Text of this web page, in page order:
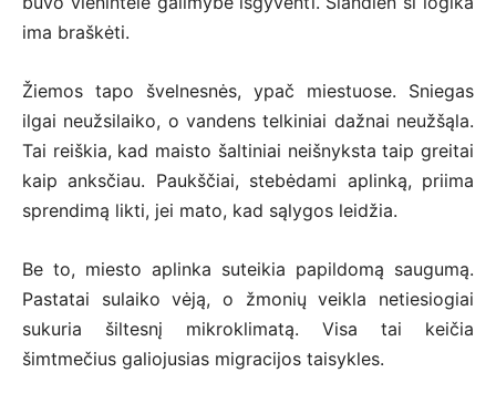
ima braškėti.
Žiemos tapo švelnesnės, ypač miestuose. Sniegas
ilgai neužsilaiko, o vandens telkiniai dažnai neužšąla.
Tai reiškia, kad maisto šaltiniai neišnyksta taip greitai
kaip anksčiau. Paukščiai, stebėdami aplinką, priima
sprendimą likti, jei mato, kad sąlygos leidžia.
Be to, miesto aplinka suteikia papildomą saugumą.
Pastatai sulaiko vėją, o žmonių veikla netiesiogiai
sukuria šiltesnį mikroklimatą. Visa tai keičia
šimtmečius galiojusias migracijos taisykles.